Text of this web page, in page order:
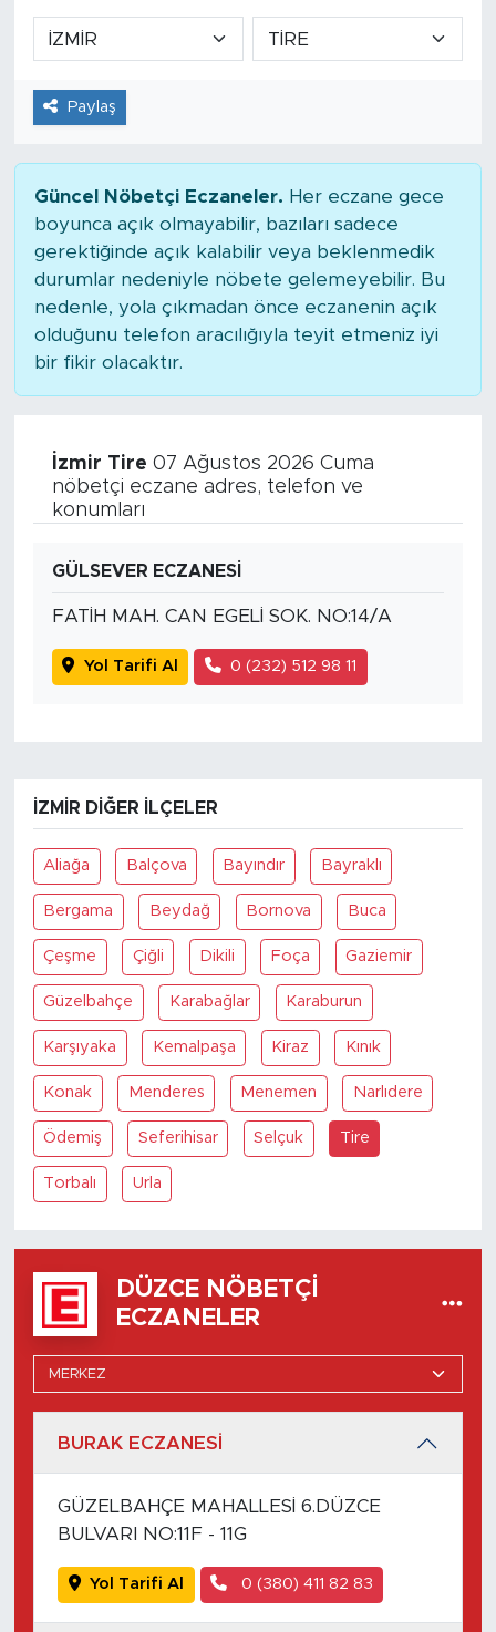
Paylaş
Güncel Nöbetçi Eczaneler. Her eczane gece
boyunca açık olmayabilir, bazıları sadece
gerektiğinde açık kalabilir veya beklenmedik
durumlar nedeniyle nöbete gelemeyebilir. Bu
nedenle, yola çıkmadan önce eczanenin açık
olduğunu telefon aracılığıyla teyit etmeniz iyi
bir fikir olacaktır.
İzmir Tire 07 Ağustos 2026 Cuma
nöbetçi eczane adres, telefon ve
konumları
GÜLSEVER ECZANESİ
FATİH MAH. CAN EGELİ SOK. NO:14/A
Yol Tarifi Al 0 (232) 512 98 11
İZMIR DIĞER İLÇELER
Aliağa Balçova Bayındır Bayraklı
Bergama Beydağ Bornova Buca
Çeşme Çiğli Dikili Foça Gaziemir
Güzelbahçe Karabağlar Karaburun
Karşıyaka Kemalpaşa Kiraz Kınık
Konak Menderes Menemen Narlıdere
Ödemiş Seferihisar Selçuk Tire
Torbalı Urla
DÜZCE NÖBETÇI
ECZANELER
BURAK ECZANESİ
GÜZELBAHÇE MAHALLESİ 6.DÜZCE
BULVARI NO:11F - 11G
Yol Tarifi Al 0 (380) 411 82 83